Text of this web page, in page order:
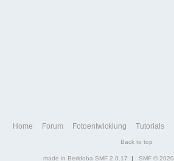
Home Forum Fotoentwicklung Tutorials
Back to top
made in Berldoba SMF 2.0.17 | SMF © 2020